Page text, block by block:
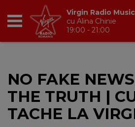
BREAKFAST
TIC TALK
Virgin Radio Music
cu Alina Chinie
19:00 - 21:00
NO FAKE
THE TRUTH |
TACHE LA